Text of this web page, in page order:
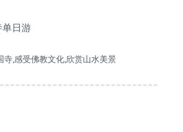
日游
寺,感受佛教文化,欣赏山水美景